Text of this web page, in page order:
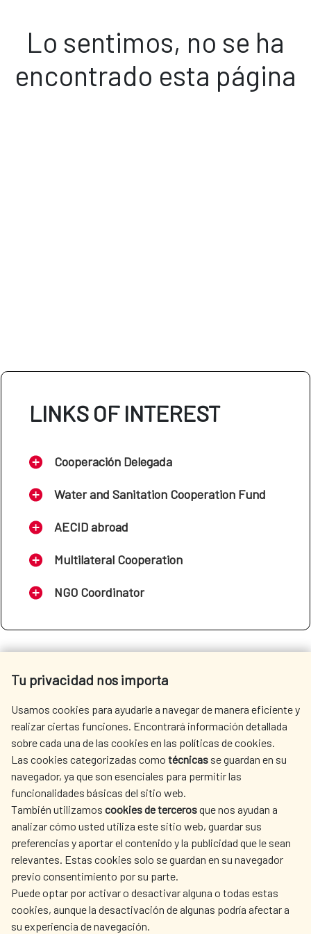
Lo sentimos, no se ha
encontrado esta página
LINKS OF INTEREST
Cooperación Delegada
Water and Sanitation Cooperation Fund
AECID abroad
Multilateral Cooperation
NGO Coordinator
SEE MORE SITES OF INTEREST
SEDE ELECTRÓNICA
Fecha de modificación de la página: 15/06/2026
Tu privacidad nos importa
Usamos cookies para ayudarle a navegar de manera eficiente y
realizar ciertas funciones. Encontrará información detallada
sobre cada una de las cookies en las políticas de cookies.
Las cookies categorizadas como técnicas se guardan en su
navegador, ya que son esenciales para permitir las
funcionalidades básicas del sitio web.
También utilizamos cookies de tercerosque nos ayudan a
analizar cómo usted utiliza este sitio web, guardar sus
preferencias y aportar el contenido y la publicidad que le sean
relevantes. Estas cookies solo se guardan en su navegador
previo consentimiento por su parte.
Puede optar por activar o desactivar alguna o todas estas
cookies, aunque la desactivación de algunas podría afectar a
su experiencia de navegación.